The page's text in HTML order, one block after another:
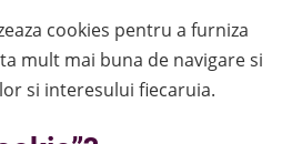
cookies pentru a furniza
mult mai buna de navigare si
si interesului fiecaruia.